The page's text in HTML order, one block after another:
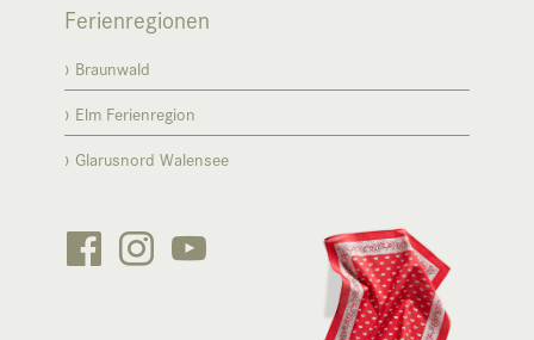
Ferienregionen
Braunwald
Elm Ferienregion
Glarusnord Walensee

 